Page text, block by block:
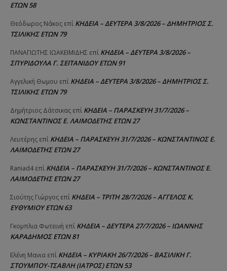
ΕΤΩΝ 58
Θεόδωρος Νάκος επί ΚΗΔΕΙΑ – ΔΕΥΤΕΡΑ 3/8/2026 – ΔΗΜΗΤΡΙΟΣ Σ.
ΤΣΙΛΙΚΗΣ ΕΤΩΝ 79
ΠΑΝΑΓΙΩΤΗΣ IΩΑΚΕΙΜΙΔΗΣ επί ΚΗΔΕΙΑ – ΔΕΥΤΕΡΑ 3/8/2026 –
ΣΠΥΡΙΔΟΥΛΑ Γ. ΣΕΪΤΑΝΙΔΟΥ ΕΤΩΝ 91
Αγγελική Θωμου επί ΚΗΔΕΙΑ – ΔΕΥΤΕΡΑ 3/8/2026 – ΔΗΜΗΤΡΙΟΣ Σ.
ΤΣΙΛΙΚΗΣ ΕΤΩΝ 79
Δημήτριος Δάτσικας επί ΚΗΔΕΙΑ – ΠΑΡΑΣΚΕΥΗ 31/7/2026 –
ΚΩΝΣΤΑΝΤΙΝΟΣ Ε. ΛΑΙΜΟΔΕΤΗΣ ΕΤΩΝ 27
Λευτέρης επί ΚΗΔΕΙΑ – ΠΑΡΑΣΚΕΥΗ 31/7/2026 – ΚΩΝΣΤΑΝΤΙΝΟΣ Ε.
ΛΑΙΜΟΔΕΤΗΣ ΕΤΩΝ 27
Raniad4 επί ΚΗΔΕΙΑ – ΠΑΡΑΣΚΕΥΗ 31/7/2026 – ΚΩΝΣΤΑΝΤΙΝΟΣ Ε.
ΛΑΙΜΟΔΕΤΗΣ ΕΤΩΝ 27
Σιούτης Γιώργος επί ΚΗΔΕΙΑ – ΤΡΙΤΗ 28/7/2026 – ΑΓΓΕΛΟΣ Κ.
ΕΥΘΥΜΙΟΥ ΕΤΩΝ 63
Γκομπλια Φωτεινή επί ΚΗΔΕΙΑ – ΔΕΥΤΕΡΑ 27/7/2026 – ΙΩΑΝΝΗΣ
ΚΑΡΑΔΗΜΟΣ ΕΤΩΝ 81
Ελένη Μανια επί ΚΗΔΕΙΑ – ΚΥΡΙΑΚΗ 26/7/2026 – ΒΑΣΙΛΙΚΗ Γ.
ΣΤΟΥΜΠΟΥ-ΤΣΑΒΛΗ (ΙΑΤΡΟΣ) ΕΤΩΝ 53